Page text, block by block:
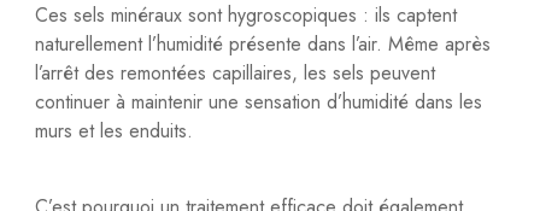
Ces sels minéraux sont hygroscopiques : ils captent
naturellement l’humidité présente dans l’air. Même après
l’arrêt des remontées capillaires, les sels peuvent
continuer à maintenir une sensation d’humidité dans les
murs et les enduits.